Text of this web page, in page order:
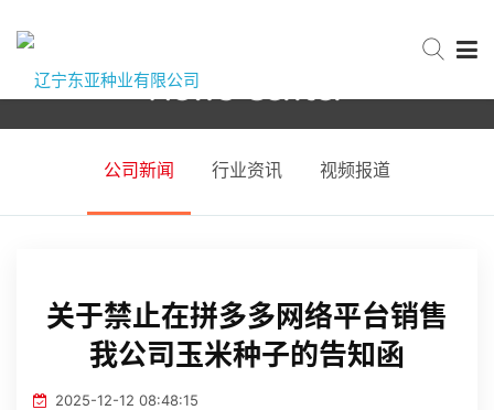
关于东亚
产品中心
News Center
公司新闻
行业资讯 视频报道
关于禁止在拼多多网络平台销售
我公司玉米种子的告知函
2025-12-12 08:48:15